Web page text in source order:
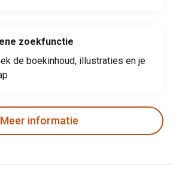
zoekfunctie
de boekinhoud, illustraties en je
Meer informatie